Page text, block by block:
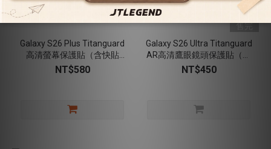
Galaxy S26 Plus Titanguard
高清螢幕保護貼（含快貼
板）
NT$580
售完
Galaxy S26 Ultra Titanguard
AR高清鷹眼鏡頭保護貼（含
快貼板）
NT$450